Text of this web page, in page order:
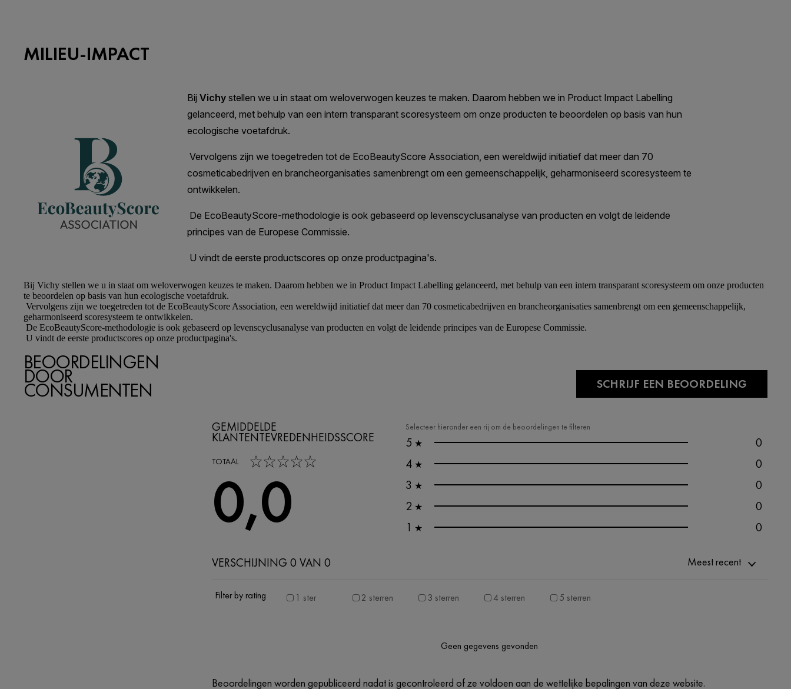
MILIEU-IMPACT
Bij Vichy stellen we u in staat om weloverwogen keuzes te maken. Daarom hebben we in Product Impact Labelling gelanceerd, met behulp van een intern transparant scoresysteem om onze producten
te beoordelen op basis van hun ecologische voetafdruk.
Vervolgens zijn we toegetreden tot de EcoBeautyScore Association, een wereldwijd initiatief dat meer dan 70 cosmeticabedrijven en brancheorganisaties samenbrengt om een gemeenschappelijk,
geharmoniseerd scoresysteem te ontwikkelen.
De EcoBeautyScore-methodologie is ook gebaseerd op levenscyclusanalyse van producten en volgt de leidende principes van de Europese Commissie.
U vindt de eerste productscores op onze productpagina's.
BEOORDELINGEN
DOOR
CONSUMENTEN SCHRIJF EEN BEOORDELING
Selecteer hieronder een rij om de beoordelingen te filteren
5 ★
0
4 ★
0
3 ★
0
2 ★
0
1 ★ 0
GEMIDDELDE
KLANTENTEVREDENHEIDSSCORE
TOTAAL
0,0 out of 5 stars
0,0
VERSCHIJNING 0 VAN 0 Meest recent
Filter by rating 1 ster 2 sterren 3 sterren 4 sterren 5 sterren
Geen gegevens gevonden
Beoordelingen worden gepubliceerd nadat is gecontroleerd of ze voldoen aan de wettelijke bepalingen van deze website.